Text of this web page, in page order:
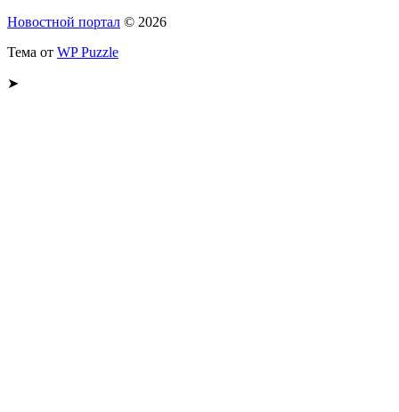
Новостной портал © 2026
Тема от WP Puzzle
➤